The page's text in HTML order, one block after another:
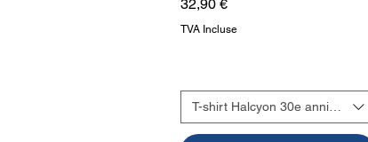
Prix
32,90 €
TVA Incluse
T-shirt Halcyon 30e anniversaire